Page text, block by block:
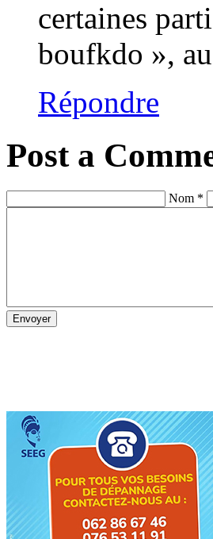
certaines
boufkdo »,
Répondre
Post a
Nom *